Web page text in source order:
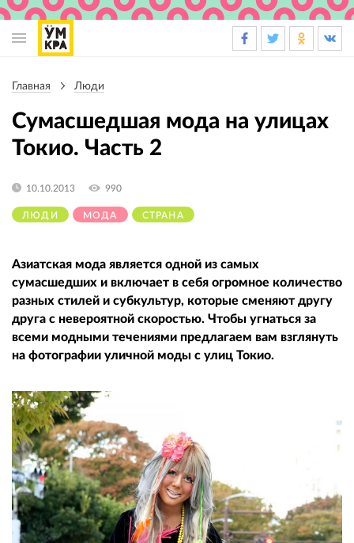
навигации
Главная Люди
Сумасшедшая мода на улицах
Токио. Часть 2
ЛЮДИ МОДА СТРАНА
10.10.2013 990
Азиатская мода является одной из самых
сумасшедших и включает в себя огромное количество
разных стилей и субкультур, которые сменяют другу
друга с невероятной скоростью. Чтобы угнаться за
всеми модными течениями предлагаем вам взглянуть
на фотографии уличной моды с улиц Токио.